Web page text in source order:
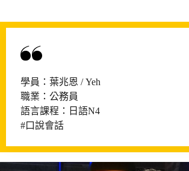
學員：葉兆恩 / Yeh
職業：公務員
語言課程：日語N4
#口說會話